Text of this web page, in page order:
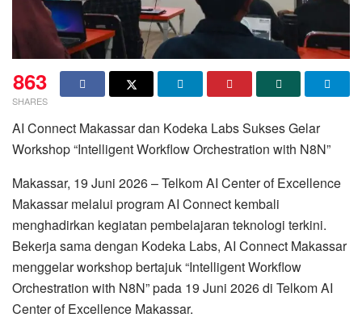
863
SHARES
AI Connect Makassar dan Kodeka Labs Sukses Gelar
Workshop “Intelligent Workflow Orchestration with N8N”
Makassar, 19 Juni 2026 – Telkom AI Center of Excellence
Makassar melalui program AI Connect kembali
menghadirkan kegiatan pembelajaran teknologi terkini.
Bekerja sama dengan Kodeka Labs, AI Connect Makassar
menggelar workshop bertajuk “Intelligent Workflow
Orchestration with N8N” pada 19 Juni 2026 di Telkom AI
Center of Excellence Makassar.